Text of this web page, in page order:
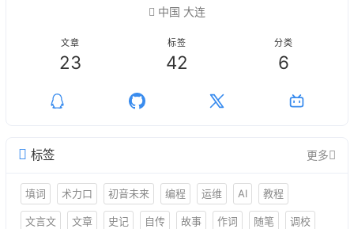
中国 大连
文章
23
标签
42
分类
6
标签 更多
填词 术力口 初音未来 编程 运维 AI 教程
文言文 文章 史记 自传 故事 作词 随笔 调校